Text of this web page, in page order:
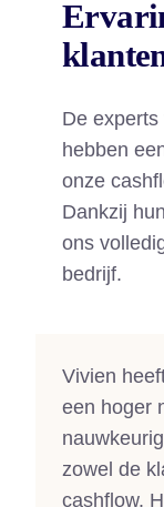
De
hebben
onze
Dankzij
ons
bedrijf.
Vivien
een hoger
zowel de
cashflow.